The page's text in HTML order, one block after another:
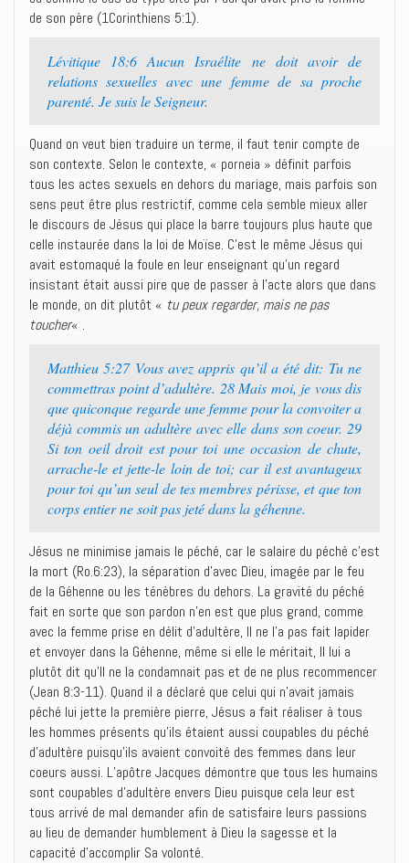
de son père (1Corinthiens 5:1).
Lévitique 18:6 Aucun Israélite ne doit avoir de
relations sexuelles avec une femme de sa proche
parenté. Je suis le Seigneur.
Quand on veut bien traduire un terme, il faut tenir compte de
son contexte. Selon le contexte, « porneia » définit parfois
tous les actes sexuels en dehors du mariage, mais parfois son
sens peut être plus restrictif, comme cela semble mieux aller
le discours de Jésus qui place la barre toujours plus haute que
celle instaurée dans la loi de Moïse. C’est le même Jésus qui
avait estomaqué la foule en leur enseignant qu’un regard
insistant était aussi pire que de passer à l’acte alors que dans
le monde, on dit plutôt « tu peux regarder, mais ne pas
toucher« .
Matthieu 5:27 Vous avez appris qu’il a été dit: Tu ne
commettras point d’adultère. 28 Mais moi, je vous dis
que quiconque regarde une femme pour la convoiter a
déjà commis un adultère avec elle dans son coeur. 29
Si ton oeil droit est pour toi une occasion de chute,
arrache-le et jette-le loin de toi; car il est avantageux
pour toi qu’un seul de tes membres périsse, et que ton
corps entier ne soit pas jeté dans la géhenne.
Jésus ne minimise jamais le péché, car le salaire du péché c’est
la mort (Ro.6:23), la séparation d’avec Dieu, imagée par le feu
de la Géhenne ou les ténèbres du dehors. La gravité du péché
fait en sorte que son pardon n’en est que plus grand, comme
avec la femme prise en délit d’adultère, Il ne l’a pas fait lapider
et envoyer dans la Géhenne, même si elle le méritait, Il lui a
plutôt dit qu’Il ne la condamnait pas et de ne plus recommencer
(Jean 8:3-11). Quand il a déclaré que celui qui n’avait jamais
péché lui jette la première pierre, Jésus a fait réaliser à tous
les hommes présents qu’ils étaient aussi coupables du péché
d’adultère puisqu’ils avaient convoité des femmes dans leur
coeurs aussi. L’apôtre Jacques démontre que tous les humains
sont coupables d’adultère envers Dieu puisque cela leur est
tous arrivé de mal demander afin de satisfaire leurs passions
au lieu de demander humblement à Dieu la sagesse et la
capacité d’accomplir Sa volonté.